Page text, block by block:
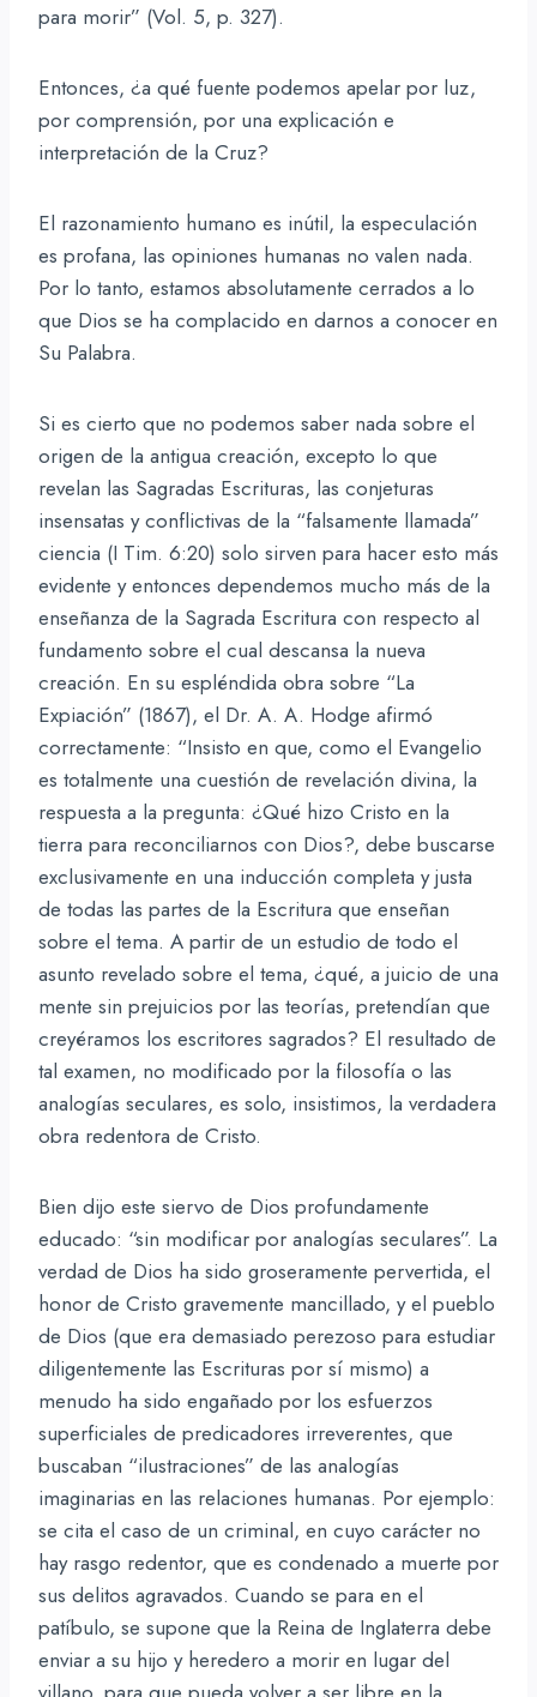
para morir” (Vol. 5, p. 327).
Entonces, ¿a qué fuente podemos apelar por luz,
por comprensión, por una explicación e
interpretación de la Cruz?
El razonamiento humano es inútil, la especulación
es profana, las opiniones humanas no valen nada.
Por lo tanto, estamos absolutamente cerrados a lo
que Dios se ha complacido en darnos a conocer en
Su Palabra.
Si es cierto que no podemos saber nada sobre el
origen de la antigua creación, excepto lo que
revelan las Sagradas Escrituras, las conjeturas
insensatas y conflictivas de la “falsamente llamada”
ciencia (I Tim. 6:20) solo sirven para hacer esto más
evidente y entonces dependemos mucho más de la
enseñanza de la Sagrada Escritura con respecto al
fundamento sobre el cual descansa la nueva
creación. En su espléndida obra sobre “La
Expiación” (1867), el Dr. A. A. Hodge afirmó
correctamente: “Insisto en que, como el Evangelio
es totalmente una cuestión de revelación divina, la
respuesta a la pregunta: ¿Qué hizo Cristo en la
tierra para reconciliarnos con Dios?, debe buscarse
exclusivamente en una inducción completa y justa
de todas las partes de la Escritura que enseñan
sobre el tema. A partir de un estudio de todo el
asunto revelado sobre el tema, ¿qué, a juicio de una
mente sin prejuicios por las teorías, pretendían que
creyéramos los escritores sagrados? El resultado de
tal examen, no modificado por la filosofía o las
analogías seculares, es solo, insistimos, la verdadera
obra redentora de Cristo.
Bien dijo este siervo de Dios profundamente
educado: “sin modificar por analogías seculares”. La
verdad de Dios ha sido groseramente pervertida, el
honor de Cristo gravemente mancillado, y el pueblo
de Dios (que era demasiado perezoso para estudiar
diligentemente las Escrituras por sí mismo) a
menudo ha sido engañado por los esfuerzos
superficiales de predicadores irreverentes, que
buscaban “ilustraciones” de las analogías
imaginarias en las relaciones humanas. Por ejemplo:
se cita el caso de un criminal, en cuyo carácter no
hay rasgo redentor, que es condenado a muerte por
sus delitos agravados. Cuando se para en el
patíbulo, se supone que la Reina de Inglaterra debe
enviar a su hijo y heredero a morir en lugar del